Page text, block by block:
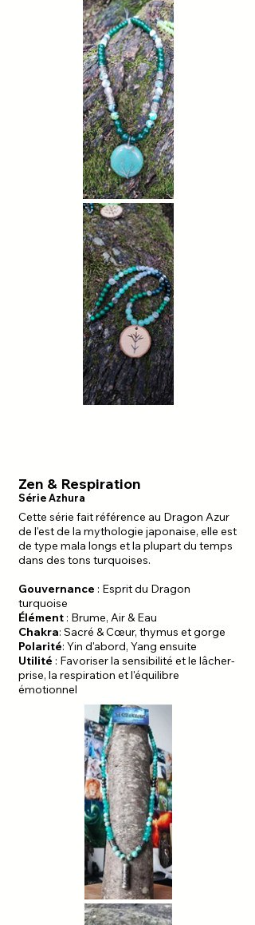
Zen & Respiration
Série Azhura
Cette série fait référence au Dragon Azur
de l'est de la mythologie japonaise, elle est
de type mala longs et la plupart du temps
dans des tons turquoises.
Gouvernance : Esprit du Dragon
turquoise
Élément : Brume, Air & Eau
Chakra: Sacré & Cœur, thymus et gorge
Polarité: Yin d'abord, Yang ensuite
Utilité : Favoriser la sensibilité et le lâcher-
prise, la respiration et l'équilibre
émotionnel